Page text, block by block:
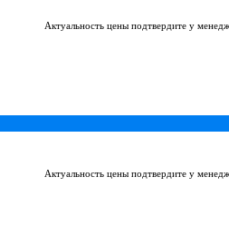
Актуальность цены подтвердите у
Актуальность цены подтвердите у